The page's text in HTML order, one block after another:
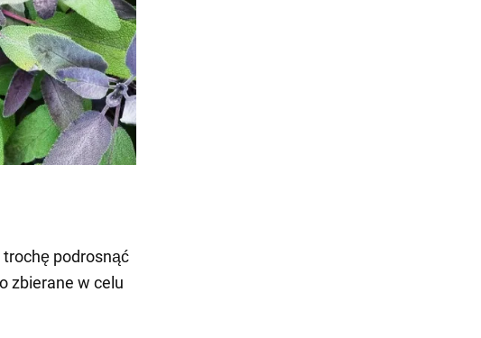
trochę podrosnąć
zbierane w celu